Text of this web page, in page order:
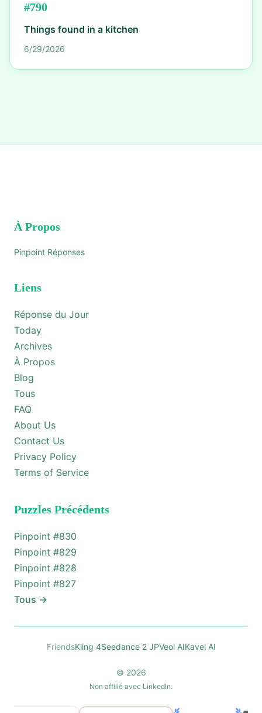
#790
Things found in a kitchen
6/29/2026
À Propos
Pinpoint Réponses
Liens
Réponse du Jour
Today
Archives
À Propos
Blog
Tous
FAQ
About Us
Contact Us
Privacy Policy
Terms of Service
Puzzles Précédents
Pinpoint #830
Pinpoint #829
Pinpoint #828
Pinpoint #827
Tous →
FriendsKling 4Seedance 2 JPVeol AIKavel AI
© 2026
Non affilié avec LinkedIn.